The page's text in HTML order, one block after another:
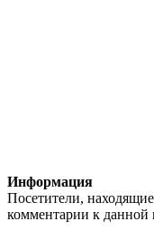
Информация
Посетители,
комментарии к данной